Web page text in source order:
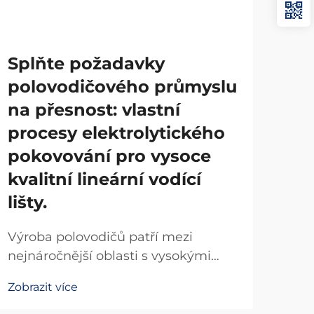
Splňte požadavky
polovodičového průmyslu
na přesnost: vlastní
procesy elektrolytického
pokovování pro vysoce
kvalitní lineární vodící
lišty.
Výroba polovodičů patří mezi
nejnáročnější oblasti s vysokými
průmyslu, kde tolerance součástí
Zobrazit více